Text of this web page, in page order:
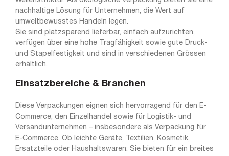
nachhaltige Lösung für Unternehmen, die Wert auf
umweltbewusstes Handeln legen.
Sie sind platzsparend lieferbar, einfach aufzurichten,
verfügen über eine hohe Tragfähigkeit sowie gute Druck-
und Stapelfestigkeit und sind in verschiedenen Grössen
erhältlich.
Einsatzbereiche & Branchen
Diese Verpackungen eignen sich hervorragend für den E-
Commerce, den Einzelhandel sowie für Logistik- und
Versandunternehmen – insbesondere als Verpackung für
E-Commerce. Ob leichte Geräte, Textilien, Kosmetik,
Ersatzteile oder Haushaltswaren: Sie bieten für ein breites